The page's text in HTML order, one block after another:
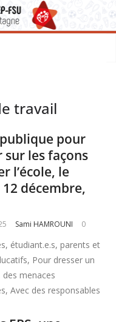
travail
pour
sur les façons
l’école, le
décembre,
Sami HAMROUNI 0
étudiant.e.s, parents et
Pour dresser un
menaces
Avec des responsables